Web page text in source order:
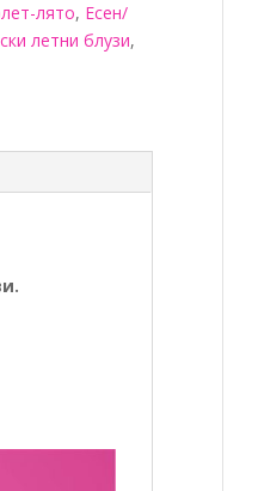
лято, Есен/
летни блузи,